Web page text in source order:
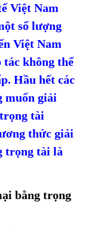
Việt Nam
số lượng
Việt Nam
không thể
Hầu hết các
muốn giải
tài
thức giải
trọng tài là
bằng trọng